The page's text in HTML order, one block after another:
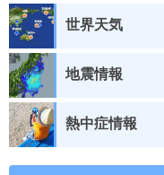
世界天気
地震情報
熱中症情報